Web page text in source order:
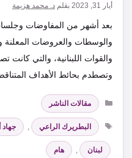
أيار 31, 2023 بقلم د. محمد هزيمة
بعد أشهر من المفاوضات
والوسطات والعروضات المعلنة
والقوات اللبنانية، والتي
وتصطدم بحائط الأهداف
التصنيفات
مقالات الناشر
الوسوم
البطريرك الراعي جهاد
لبنان هام